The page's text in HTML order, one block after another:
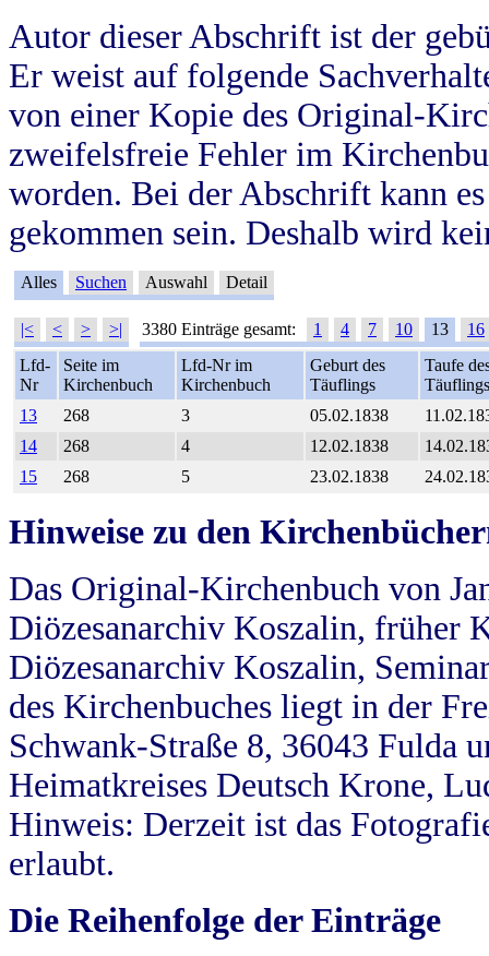
Autor dieser Abschrift ist der
Er weist auf folgende
von einer Kopie des Original-
zweifelsfreie Fehler im
worden. Bei der Abschrift kann
gekommen sein. Deshalb wird
Alles Suchen Auswahl Detail
|< < > >| 3380 Einträge gesamt: 1 4 7 10 13
16
Lfd-
Nr
Seite im
Kirchenbuch
Lfd-Nr im
Kirchenbuch
Geburt des
Täuflings
Taufe
Täuflings
13
268 3 05.02.1838
14
268 4 12.02.1838
15
268 5 23.02.1838
Hinweise zu den
Das Original-Kirchenbuch von
Diözesanarchiv Koszalin, früher
Diözesanarchiv Koszalin,
des Kirchenbuches liegt in der
Schwank-Straße 8, 36043 Fulda
Heimatkreises Deutsch Krone,
Hinweis: Derzeit ist das
erlaubt.
Die Reihenfolge der Einträge